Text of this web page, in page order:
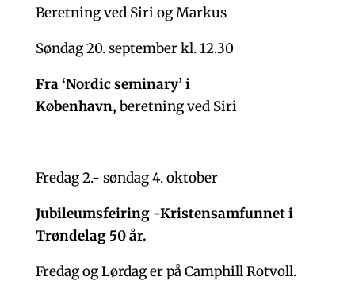
Beretning ved Siri og Markus
Søndag 20. september kl. 12.30
Fra ‘Nordic seminary’ i
København, beretning ved Siri
Fredag 2.- søndag 4. oktober
Jubileumsfeiring -Kristensamfunnet i
Trøndelag 50 år.
Fredag og Lørdag er på Camphill Rotvoll.